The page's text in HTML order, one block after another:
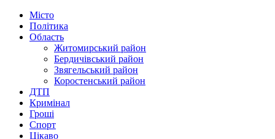
Місто
Політика
Область
Житомирський район
Бердичівський район
Звягельський район
Коростенський район
ДТП
Кримінал
Гроші
Спорт
Цікаво